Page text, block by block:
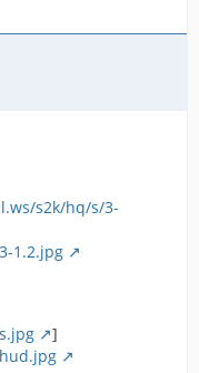
s2k/hq/s/3-
1.2.jpg
]